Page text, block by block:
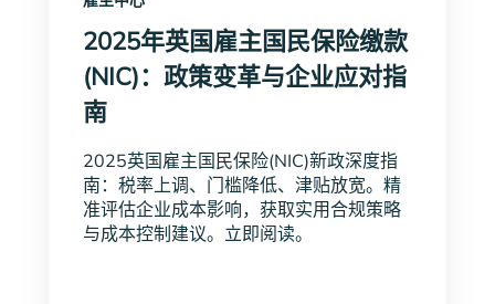
2025年英国雇主国民保险缴款
(NIC)：政策变革与企业应对指
南
2025英国雇主国民保险(NIC)新政深度指
南：税率上调、门槛降低、津贴放宽。精
准评估企业成本影响，获取实用合规策略
与成本控制建议。立即阅读。